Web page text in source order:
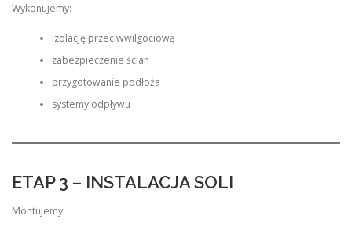
Wykonujemy:
izolację przeciwwilgociową
zabezpieczenie ścian
przygotowanie podłoża
systemy odpływu
ETAP 3 – INSTALACJA SOLI
Montujemy: